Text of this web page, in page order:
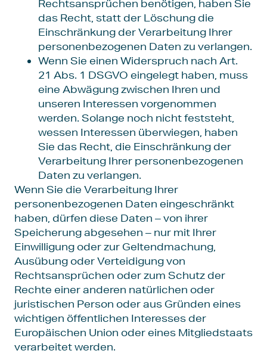
Rechtsansprüchen benötigen, haben Sie
das Recht, statt der Löschung die
Einschränkung der Verarbeitung Ihrer
personenbezogenen Daten zu verlangen.
Wenn Sie einen Widerspruch nach Art.
21 Abs. 1 DSGVO eingelegt haben, muss
eine Abwägung zwischen Ihren und
unseren Interessen vorgenommen
werden. Solange noch nicht feststeht,
wessen Interessen überwiegen, haben
Sie das Recht, die Einschränkung der
Verarbeitung Ihrer personenbezogenen
Daten zu verlangen.
Wenn Sie die Verarbeitung Ihrer
personenbezogenen Daten eingeschränkt
haben, dürfen diese Daten – von ihrer
Speicherung abgesehen – nur mit Ihrer
Einwilligung oder zur Geltendmachung,
Ausübung oder Verteidigung von
Rechtsansprüchen oder zum Schutz der
Rechte einer anderen natürlichen oder
juristischen Person oder aus Gründen eines
wichtigen öffentlichen Interesses der
Europäischen Union oder eines Mitgliedstaats
verarbeitet werden.